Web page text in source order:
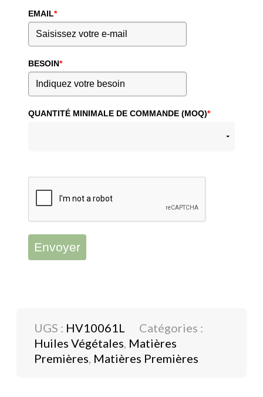
EMAIL*
BESOIN*
QUANTITÉ MINIMALE DE COMMANDE (MOQ)*
Envoyer
UGS : HV10061L
Catégories :
Huiles Végétales, Matières
Premières, Matières Premières